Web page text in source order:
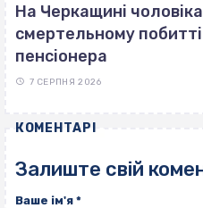
На Черкащині
смертельному
пенсіонера
7 СЕРПНЯ 2026
КОМЕНТАРІ
Залиште свій
Ваше ім'я *